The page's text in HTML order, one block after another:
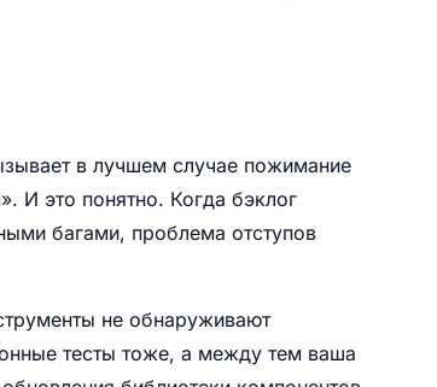
в лучшем случае пожимание
И это понятно. Когда бэклог
багами, проблема отступов
не обнаруживают
тесты тоже, а между тем ваша